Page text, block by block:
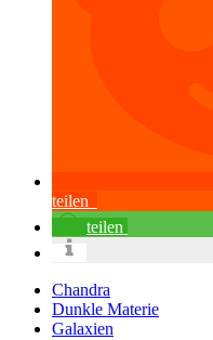
teilen
teilen
Chandra
Dunkle Materie
Galaxien